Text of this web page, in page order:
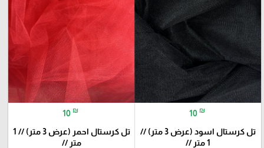
10 ₪
تل كرستال اسود (عرض 3 متر) //
1 متر //
10 ₪
تل كرستال احمر (عرض 3 متر) // 1
متر //